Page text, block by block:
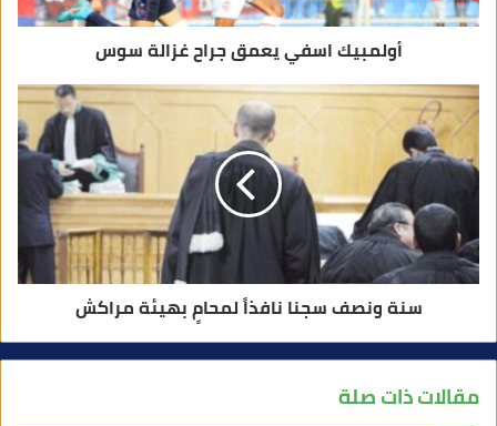
أولمبيك اسفي يعمق جراح غزالة سوس
سنة ونصف سجنا نافذاً لمحامٍ بهيئة مراكش
مقالات ذات صلة